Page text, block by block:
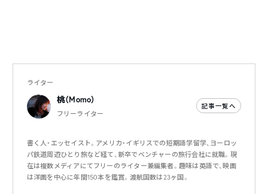
ライター
桃（Momo）
フリーライター
記事一覧へ
書く人・エッセイスト。アメリカ・イギリスでの短期語学留学、ヨーロッ
パ鉄道周遊ひとり旅など経て、新卒でベンチャーの旅行会社に就職。現
在は複数メディアにてフリーのライター兼編集者。趣味は英語で、映画
は洋画を中心に年間150本を鑑賞。渡航国数は23ヶ国。